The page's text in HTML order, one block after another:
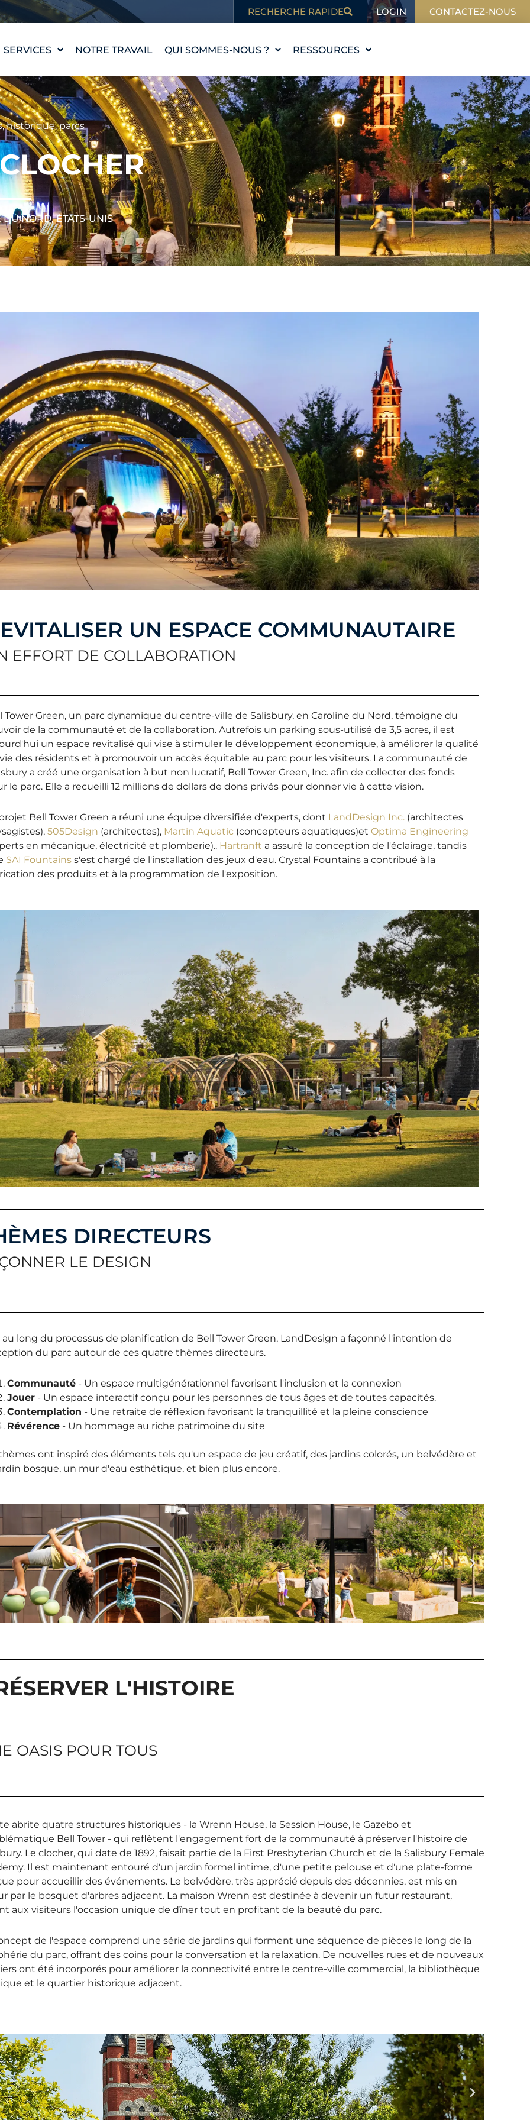
RECHERCHE RAPIDE LOGIN CONTACTEZ-NOUS
SERVICES
CONCEPTION D'UNE
PIÈCE D'EAU
WATERLAB™
ASSISTANCE
TECHNIQUE ET
PRODUITS
NOTRE TRAVAIL QUI SOMMES-NOUS ?
NOTRE HISTOIRE
NOS VALEURS
RENCONTRER
L'ÉQUIPE
CARRIÈRES
RESSOURCES
L'ÉDUCATION
BLOG
DANS L'ACTUALITÉ
,historique,parcs
NORD, ÉTATS-UNIS
UN ESPACE COMMUNAUTAIRE
EFFORT DE COLLABORATION
Tower Green, un parc dynamique du centre-ville de Salisbury, en Caroline du Nord, témoigne du
de la communauté et de la collaboration. Autrefois un parking sous-utilisé de 3,5 acres, il est
un espace revitalisé qui vise à stimuler le développement économique, à améliorer la qualité
des résidents et à promouvoir un accès équitable au parc pour les visiteurs. La communauté de
a créé une organisation à but non lucratif, Bell Tower Green, Inc. afin de collecter des fonds
le parc. Elle a recueilli 12 millions de dollars de dons privés pour donner vie à cette vision.
Bell Tower Green a réuni une équipe diversifiée d'experts, dont LandDesign Inc. (architectes
505Design (architectes), Martin Aquatic (concepteurs aquatiques)etOptima Engineering
en mécanique, électricité et plomberie).. Hartranft a assuré la conception de l'éclairage, tandis
SAI Fountains s'est chargé de l'installation des jeux d'eau. Crystal Fountains a contribué à la
des produits et à la programmation de l'exposition.
DIRECTEURS
LE DESIGN
au long du processus de planification de Bell Tower Green, LandDesign a façonné l'intention de
du parc autour de ces quatre thèmes directeurs.
Communauté - Un espace multigénérationnel favorisant l'inclusion et la connexion
Jouer - Un espace interactif conçu pour les personnes de tous âges et de toutes capacités.
Contemplation - Une retraite de réflexion favorisant la tranquillité et la pleine conscience
Révérence - Un hommage au riche patrimoine du site
ont inspiré des éléments tels qu'un espace de jeu créatif, des jardins colorés, un belvédère et
bosque, un mur d'eau esthétique, et bien plus encore.
L'HISTOIRE
OASIS POUR TOUS
abrite quatre structures historiques - la Wrenn House, la Session House, le Gazebo et
Bell Tower - qui reflètent l'engagement fort de la communauté à préserver l'histoire de
Le clocher, qui date de 1892, faisait partie de la First Presbyterian Church et de la Salisbury Female
Il est maintenant entouré d'un jardin formel intime, d'une petite pelouse et d'une plate-forme
pour accueillir des événements. Le belvédère, très apprécié depuis des décennies, est mis en
par le bosquet d'arbres adjacent. La maison Wrenn est destinée à devenir un futur restaurant,
aux visiteurs l'occasion unique de dîner tout en profitant de la beauté du parc.
de l'espace comprend une série de jardins qui forment une séquence de pièces le long de la
du parc, offrant des coins pour la conversation et la relaxation. De nouvelles rues et de nouveaux
ont été incorporés pour améliorer la connectivité entre le centre-ville commercial, la bibliothèque
et le quartier historique adjacent.